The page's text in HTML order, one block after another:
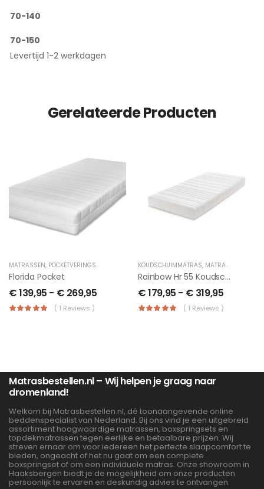
70-140
70-150
Levertijd 1-2 werkdagen
Gerelateerde Producten
MATRASSEN, POCKETVERINGSMATRAS
Florida Pocket
€139,95 - € 269,95
( 1 Reviews )
KOUDSCHUIMMATRAS, MATRASSEN
Rainbow Hr 55 Koudschuim 16 Cm
€179,95 - € 319,95
( 1 Reviews )
Matrasbestellen.nl – Wij helpen je graag naar
dromenland!
Welkom bij Matrasbestellen.nl, dé toonaangevende online
beddenspecialist van Nederland. Bij ons vind je een uitgebreid
assortiment hoogwaardige matrassen, boxspringsets en
topdekmatrassen tegen eerlijke en betaalbare prijzen. Wij
streven ernaar om voor iedereen het perfecte slaapcomfort te
bieden, ongeacht of het nu gaat om een complete
boxspringset of om een individuele matras. Onze showroom in
Haaksbergen biedt je de mogelijkheid om onze producten
persoonlijk te ervaren en deskundig advies te ontvangen.